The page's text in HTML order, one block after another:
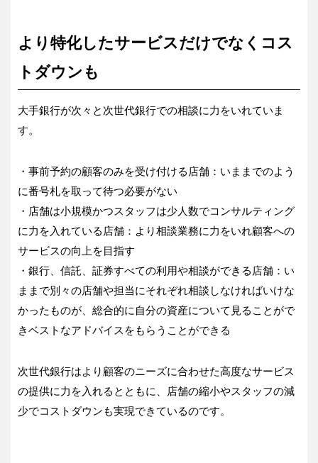
より特化したサービスだけでなくコス
トダウンも
大手銀行が次々と次世代銀行での相談に力をいれていま
す。
・事前予約の顧客のみを受け付ける店舗：いままでのよう
に番号札を取って待つ必要がない
・店舗は小規模かつスタッフは少人数でコンサルティング
に力を入れている店舗：より相談業務に力をいれ顧客への
サービスの向上を目指す
・銀行、信託、証券すべての利用や相談ができる店舗：い
ままで別々の店舗や担当にそれぞれ相談しなければいけな
かったものが、総合的に自分の資産について見ることがで
きベストなアドバイスをもらうことができる
次世代銀行はより顧客のニーズに合わせた高度なサービス
の提供に力を入れるとともに、店舗の縮小やスタッフの減
少でコストダウンも実現できているのです。